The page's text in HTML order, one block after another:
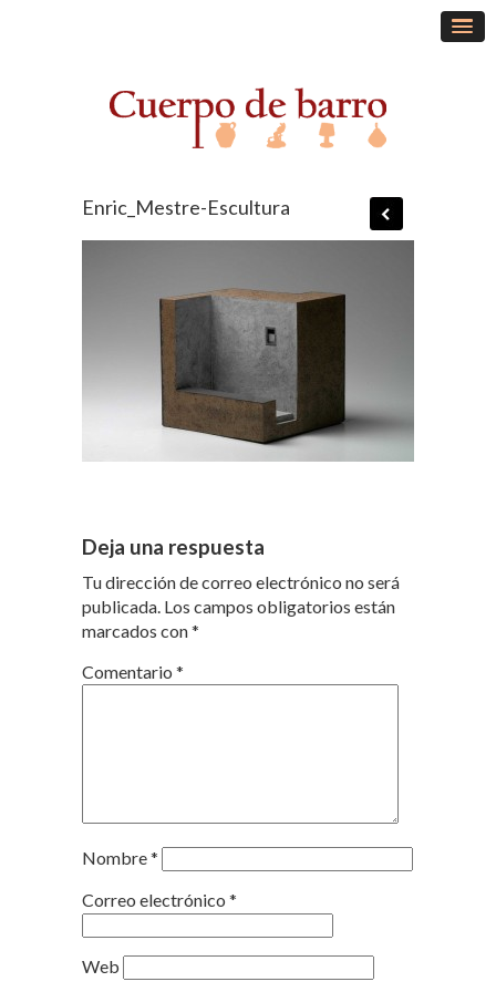
Enric_Mestre-Escultura
Deja una respuesta
Tu dirección de correo electrónico no será
publicada. Los campos obligatorios están
marcados con*
Comentario *
Nombre*
Correo electrónico *
Web